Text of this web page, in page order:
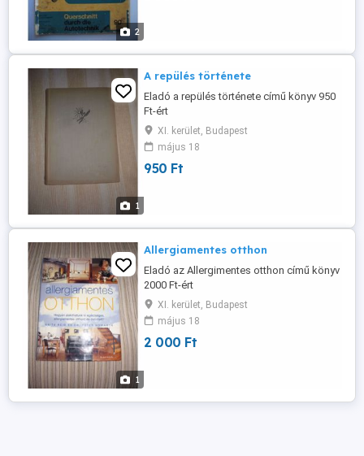
2
1
A repülés története
Eladó a repülés története című könyv 950
Ft-ért
XI. kerület, Budapest
május 18
950 Ft
1
Allergiamentes otthon
Eladó az Allergimentes otthon című könyv
2000 Ft-ért
XI. kerület, Budapest
május 18
2 000 Ft